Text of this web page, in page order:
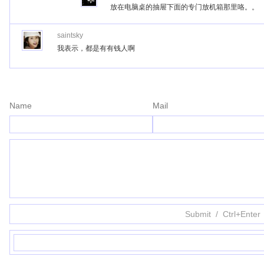
放在电脑桌的抽屉下面的专门放机箱那里咯。。
saintsky
我表示，都是有有钱人啊
Name Mail